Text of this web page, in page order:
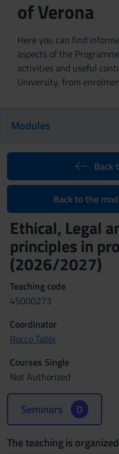
of Verona
Here you can find
aspects of the
activities and useful
University, from
Modules
Back
Back to the
Ethical, Legal
principles in
(2026/2027)
Teaching code
4S000273
Coordinator
Rocco Tabbi
Courses Single
Not Authorized
Seminars 0
The teaching is